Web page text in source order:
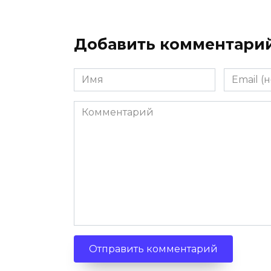
Добавить
Имя
Email
Комментарий